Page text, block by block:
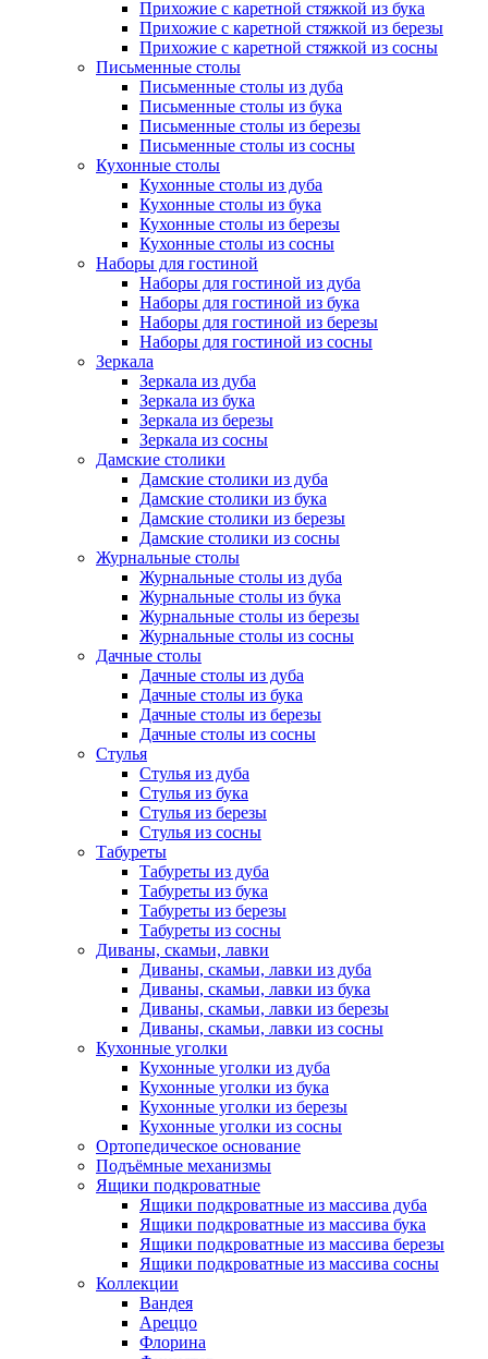
Прихожие с каретной стяжкой из бука
Прихожие с каретной стяжкой из березы
Прихожие с каретной стяжкой из сосны
Письменные столы
Письменные столы из дуба
Письменные столы из бука
Письменные столы из березы
Письменные столы из сосны
Кухонные столы
Кухонные столы из дуба
Кухонные столы из бука
Кухонные столы из березы
Кухонные столы из сосны
Наборы для гостиной
Наборы для гостиной из дуба
Наборы для гостиной из бука
Наборы для гостиной из березы
Наборы для гостиной из сосны
Зеркала
Зеркала из дуба
Зеркала из бука
Зеркала из березы
Зеркала из сосны
Дамские столики
Дамские столики из дуба
Дамские столики из бука
Дамские столики из березы
Дамские столики из сосны
Журнальные столы
Журнальные столы из дуба
Журнальные столы из бука
Журнальные столы из березы
Журнальные столы из сосны
Дачные столы
Дачные столы из дуба
Дачные столы из бука
Дачные столы из березы
Дачные столы из сосны
Стулья
Стулья из дуба
Стулья из бука
Стулья из березы
Стулья из сосны
Табуреты
Табуреты из дуба
Табуреты из бука
Табуреты из березы
Табуреты из сосны
Диваны, скамьи, лавки
Диваны, скамьи, лавки из дуба
Диваны, скамьи, лавки из бука
Диваны, скамьи, лавки из березы
Диваны, скамьи, лавки из сосны
Кухонные уголки
Кухонные уголки из дуба
Кухонные уголки из бука
Кухонные уголки из березы
Кухонные уголки из сосны
Ортопедическое основание
Подъёмные механизмы
Ящики подкроватные
Ящики подкроватные из массива дуба
Ящики подкроватные из массива бука
Ящики подкроватные из массива березы
Ящики подкроватные из массива сосны
Коллекции
Вандея
Ареццо
Флорина